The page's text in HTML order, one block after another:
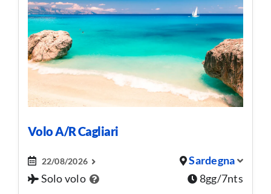
Volo A/R Cagliari
22/08/2026
Sardegna
Solo volo
8gg/7nts